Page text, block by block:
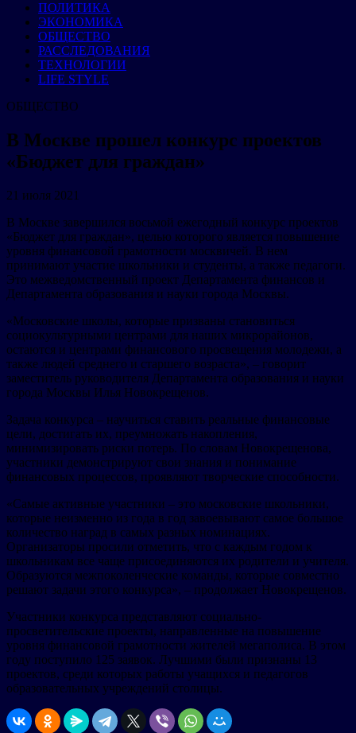
ПОЛИТИКА
ЭКОНОМИКА
ОБЩЕСТВО
РАССЛЕДОВАНИЯ
ТЕХНОЛОГИИ
LIFE STYLE
ОБЩЕСТВО
В Москве прошел конкурс проектов
«Бюджет для граждан»
21 июля 2021
В Москве завершился восьмой ежегодный конкурс проектов
«Бюджет для граждан», целью которого является повышение
уровня финансовой грамотности москвичей. В нем
принимают участие школьники и студенты, а также педагоги.
Это межведомственный проект Департамента финансов и
Департамента образования и науки города Москвы.
«Московские школы, которые призваны становиться
социокультурными центрами для наших микрорайонов,
остаются и центрами финансового просвещения молодежи, а
также людей среднего и старшего возраста», – говорит
заместитель руководителя Департамента образования и науки
города Москвы Илья Новокрещенов.
Задача конкурса – научиться ставить реальные финансовые
цели, достигать их, преумножать накопления,
минимизировать риски потерь. По словам Новокрещенова,
участники демонстрируют свои знания и понимание
финансовых процессов, проявляют творческие способности.
«Самые активные участники – это московские школьники,
которые неизменно из года в год завоевывают самое большое
количество наград в самых разных номинациях.
Организаторы просили отметить, что с каждым годом к
школьникам все чаще присоединяются их родители и учителя.
Образуются межпоколенческие команды, которые совместно
решают задачи этого конкурса», – продолжает Новокрещенов.
Участники конкурса представляют социально-
просветительские проекты, направленные на повышение
уровня финансовой грамотности жителей мегаполиса. В этом
году поступило 125 заявок. Лучшими были признаны 13
проектов, среди которых работы учащихся и педагогов
образовательных учреждений столицы.